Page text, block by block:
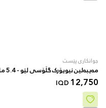
جوانکاری پێست
مەیبەلین نیویۆرک گڵۆسی لێو - 5.4 مل - 018 Bronze
12,750
IQD